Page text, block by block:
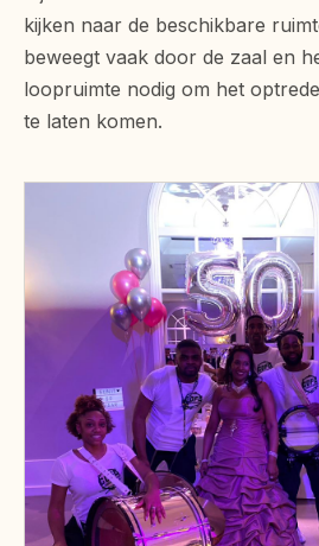
kijken naar de beschikbare
beweegt vaak door de zaal en
loopruimte nodig om het
te laten komen.